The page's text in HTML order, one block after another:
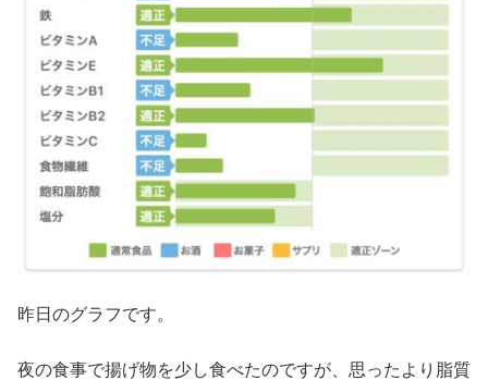
昨日のグラフです。
夜の食事で揚げ物を少し食べたのですが、思ったより脂質